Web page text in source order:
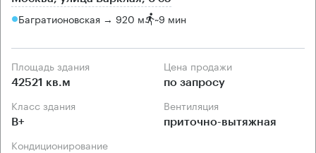
Багратионовская → 920 м ~9 мин
Площадь здания
42521 кв.м
Цена продажи
по запросу
Класс здания
B+
Вентиляция
приточно-вытяжная
Кондиционирование